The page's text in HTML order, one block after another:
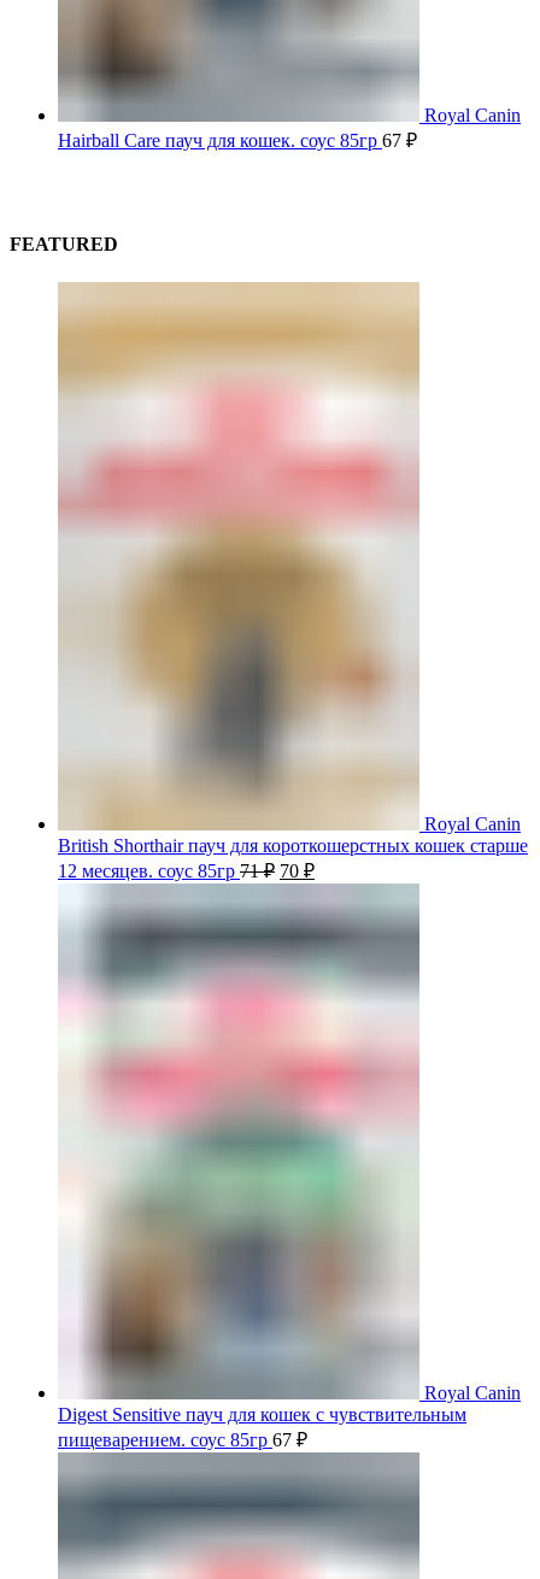
Royal Canin
Hairball Care пауч для кошек. соус 85гр 67 ₽
FEATURED
Royal Canin
British Shorthair пауч для короткошерстных кошек старше
12 месяцев. соус 85гр 71₽ 70 ₽
Royal Canin
Digest Sensitive пауч для кошек с чувствительным
пищеварением. соус 85гр 67 ₽